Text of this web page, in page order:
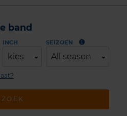
band
INCH
kies
SEIZOEN
All season
ZOEK